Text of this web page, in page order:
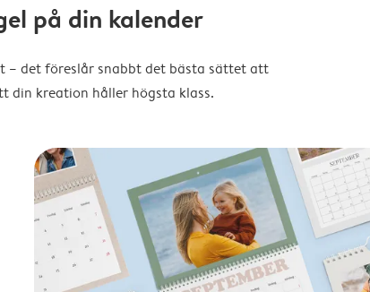
på din kalender
– det föreslår snabbt det bästa sättet att
din kreation håller högsta klass.